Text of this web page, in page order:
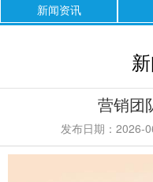
新闻资讯
营销团
发布日期：